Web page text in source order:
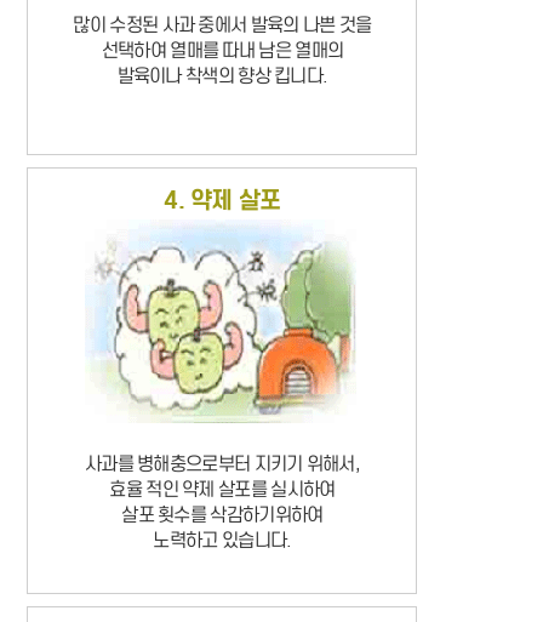
많이 수정된 사과 중에서 발육의 나쁜 것을
선택하여 열매를 따내 남은 열매의
발육이나 착색의 향상 킵니다.
4. 약제 살포
사과를 병해충으로부터 지키기 위해서,
효율 적인 약제 살포를 실시하여
살포 횟수를 삭감하기위하여
노력하고 있습니다.